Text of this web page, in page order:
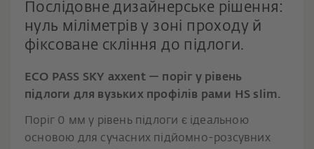
Послідовне дизайнерське рішення:
нуль міліметрів у зоні проходу й
фіксоване скління до підлоги.
ECO PASS SKY axxent — поріг у рівень
підлоги для вузьких профілів рами HS slim.
Поріг 0 мм у рівень підлоги є ідеальною
основою для сучасних підйомно-розсувних